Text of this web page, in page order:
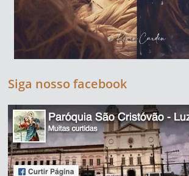
Siga nosso facebook